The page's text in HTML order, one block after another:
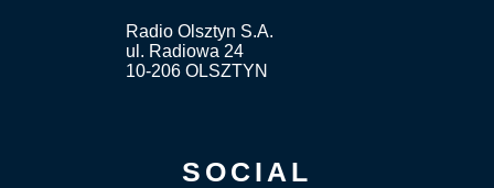
Radio Olsztyn S.A.
ul. Radiowa 24
10-206 OLSZTYN
SOCIAL